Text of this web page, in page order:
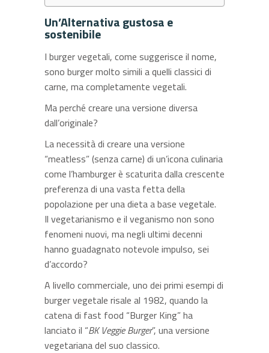
Un’Alternativa gustosa e
sostenibile
I burger vegetali, come suggerisce il nome,
sono burger molto simili a quelli classici di
carne, ma completamente vegetali.
Ma perché creare una versione diversa
dall’originale?
La necessità di creare una versione
“meatless” (senza carne) di un’icona culinaria
come l’hamburger è scaturita dalla crescente
preferenza di una vasta fetta della
popolazione per una dieta a base vegetale.
Il vegetarianismo e il veganismo non sono
fenomeni nuovi, ma negli ultimi decenni
hanno guadagnato notevole impulso, sei
d’accordo?
A livello commerciale, uno dei primi esempi di
burger vegetale risale al 1982, quando la
catena di fast food “Burger King” ha
lanciato il “BK Veggie Burger”, una versione
vegetariana del suo classico.